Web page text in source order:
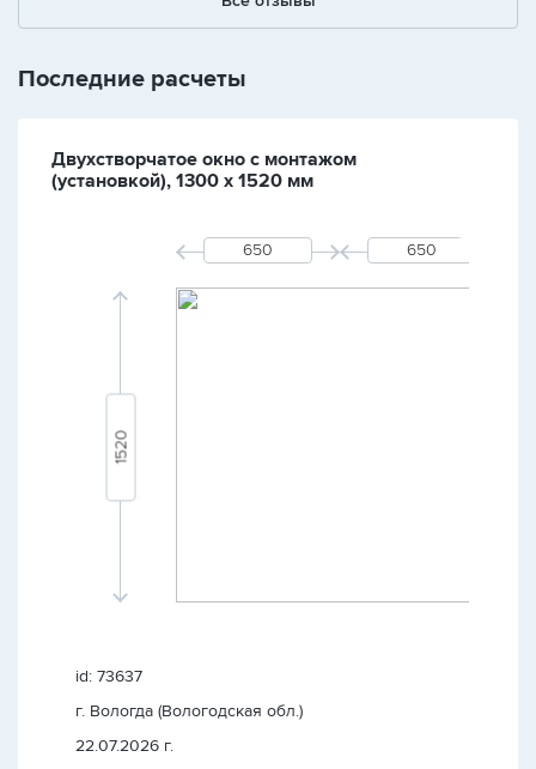
Последние расчеты
Двухстворчатое окно с монтажом
(установкой), 1300 х 1520 мм
id: 73637
г. Вологда (Вологодская обл.)
22.07.2026 г.